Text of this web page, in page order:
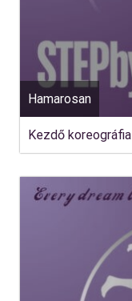
Hamarosan
Kezdő koreográfia